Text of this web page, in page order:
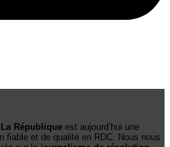
La République est aujourd’hui une
fiable et de qualité en RDC. Nous nous